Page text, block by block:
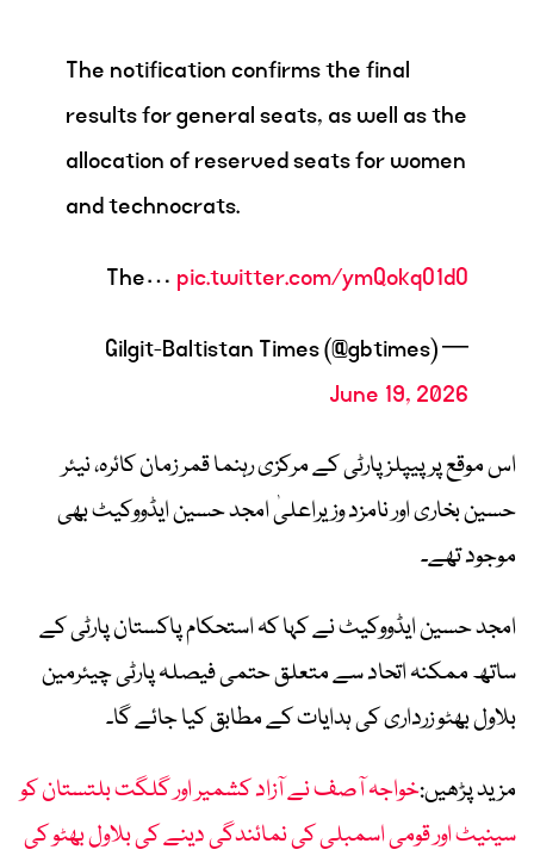
The notification confirms the final
results for general seats, as well as the
allocation of reserved seats for women
and technocrats.
​The… pic.twitter.com/ymQokqO1dO
— Gilgit-Baltistan Times (@gbtimes)
June 19, 2026
اس موقع پر پیپلز پارٹی کے مرکزی رہنما قمر زمان کائرہ، نیئر
حسین بخاری اور نامزد وزیراعلیٰ امجد حسین ایڈووکیٹ بھی
موجود تھے۔
امجد حسین ایڈووکیٹ نے کہا کہ استحکام پاکستان پارٹی کے
ساتھ ممکنہ اتحاد سے متعلق حتمی فیصلہ پارٹی چیئرمین
بلاول بھٹو زرداری کی ہدایات کے مطابق کیا جائے گا۔
مزید پڑھیں:خواجہ آصف نے آزاد کشمیر اور گلگت بلتستان کو
سینیٹ اور قومی اسمبلی کی نمائندگی دینے کی بلاول بھٹو کی